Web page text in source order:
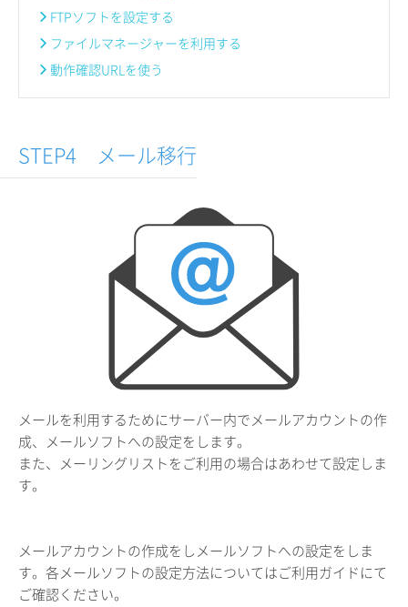
FTPソフトを設定する
ファイルマネージャーを利用する
動作確認URLを使う
STEP4 メール移行
メールを利用するためにサーバー内でメールアカウントの作
成、メールソフトへの設定をします。
また、メーリングリストをご利用の場合はあわせて設定しま
す。
メールアカウントの作成をしメールソフトへの設定をしま
す。各メールソフトの設定方法についてはご利用ガイドにて
ご確認ください。